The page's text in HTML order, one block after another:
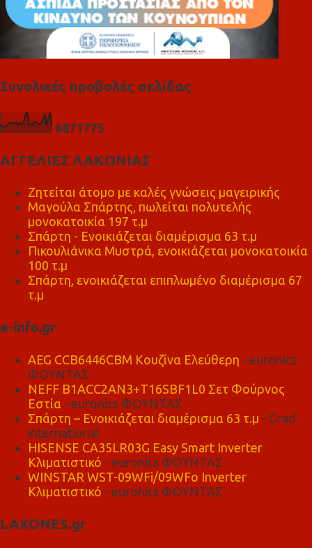
Συνολικές προβολές σελίδας
6871775
ΑΓΓΕΛΙΕΣ ΛΑΚΩΝΙΑΣ
Ζητείται άτομο με καλές γνώσεις μαγειρικής
Μαγούλα Σπάρτης, πωλείται πολυτελής
μονοκατοικία 197 τ.μ
Σπάρτη - Ενοικιάζεται διαμέρισμα 63 τ.μ
Πικουλιάνικα Μυστρά, ενοικιάζεται μονοκατοικία
100 τ.μ
Σπάρτη, ενοικιάζεται επιπλωμένο διαμέρισμα 67
τ.μ
e-info.gr
AEG CCB6446CBM Κουζίνα Ελεύθερη - euronics
ΦΟΥΝΤΑΣ
NEFF B1ACC2AN3+T16SBF1L0 Σετ Φούρνος
Εστία - euronics ΦΟΥΝΤΑΣ
Σπάρτη – Ενοικιάζεται διαμέρισμα 63 τ.μ - Grad
international
HISENSE CA35LR03G Easy Smart Inverter
Κλιματιστικό - euronics ΦΟΥΝΤΑΣ
WINSTAR WST-09WFi/09WFo Inverter
Κλιματιστικό - euronics ΦΟΥΝΤΑΣ
LAKONES.gr